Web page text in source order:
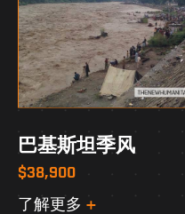
巴基斯坦季风
$38,900
了解更多